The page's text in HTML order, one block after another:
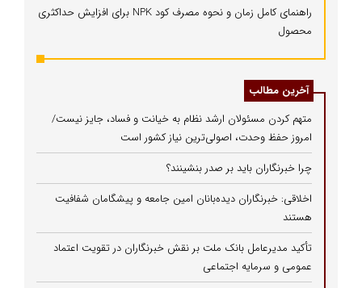
راهنمای کامل زمان و نحوه مصرف کود NPK برای افزایش حداکثری
محصول
آخرین مطالب
متهم کردن مسئولان ارشد نظام به خیانت و فساد، جایز نیست/
امروز حفظ وحدت، اصولی‌ترین نیاز کشور است
چرا خبرنگاران باید بر صدر بنشینند؟
اخلاقی: خبرنگاران دیده‌بانان امین جامعه و پیشگامان شفافیت
هستند
تأکید مدیرعامل بانک ملت بر نقش خبرنگاران در تقویت اعتماد
عمومی و سرمایه اجتماعی